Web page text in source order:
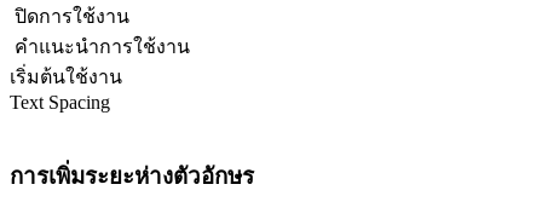
ปิดการใช้งาน
คำแนะนำการใช้งาน
เริ่มต้นใช้งาน
Text Spacing
การเพิ่มระยะห่างตัวอักษร